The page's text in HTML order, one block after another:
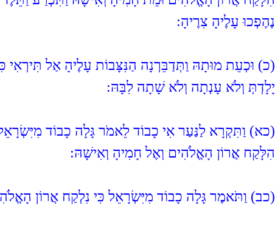
נֶהֶפְכוּ עָלֶיהָ צִרֶיהָ:
(כ) וּכְעֵת מוּתָהּ וַתְּדַבֵּרְנָה הַנִּצָּבוֹת עָלֶיהָ אַל תִּירְאִי
יָלָדְתְּ וְלֹא עָנְתָה וְלֹא שָׁתָה לִבָּהּ:
(כא) וַתִּקְרָא לַנַּעַר אִי כָבוֹד לֵאמֹר גָּלָה כָבוֹד
הִלָּקַח אֲרוֹן הָאֱלֹהִים וְאֶל חָמִיהָ וְאִישָׁהּ:
(כב) וַתֹּאמֶר גָּלָה כָבוֹד מִיִּשְׂרָאֵל כִּי נִלְקַח אֲרוֹן